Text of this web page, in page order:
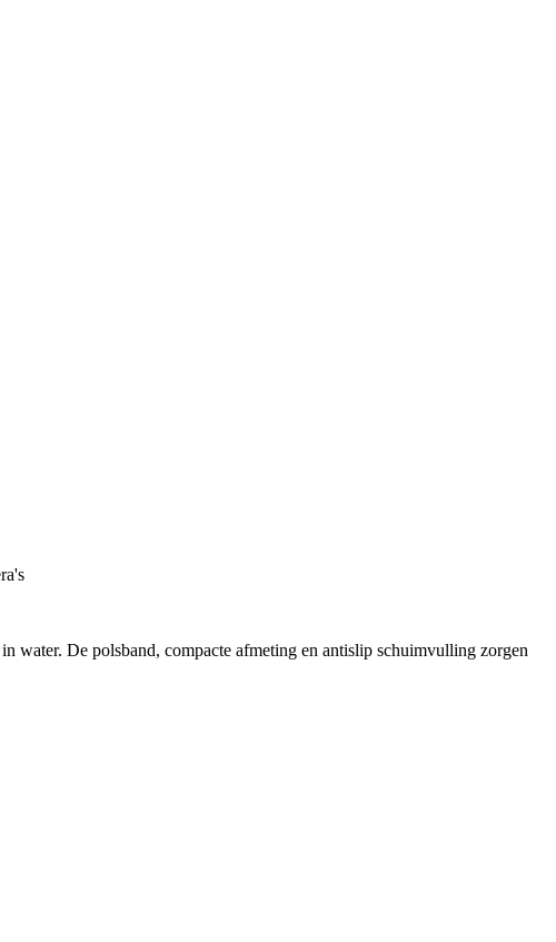
water. De polsband, compacte afmeting en antislip schuimvulling zorgen